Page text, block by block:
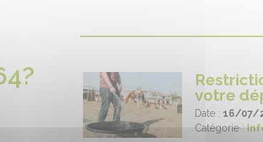
votre
Date :16/07/
Catégorie :